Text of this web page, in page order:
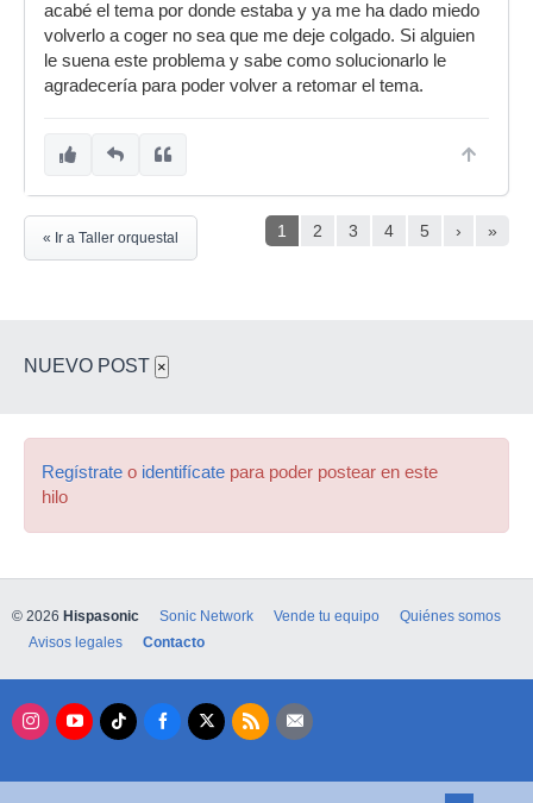
acabé el tema por donde estaba y ya me ha dado miedo
volverlo a coger no sea que me deje colgado. Si alguien
le suena este problema y sabe como solucionarlo le
agradecería para poder volver a retomar el tema.
1 2 3 4 5 › »
« Ir a Taller orquestal
NUEVO POST ×
Regístrate o identifícate para poder postear en este
hilo
© 2026 Hispasonic Sonic Network Vende tu equipo
Quiénes somos
Avisos legales
Contacto